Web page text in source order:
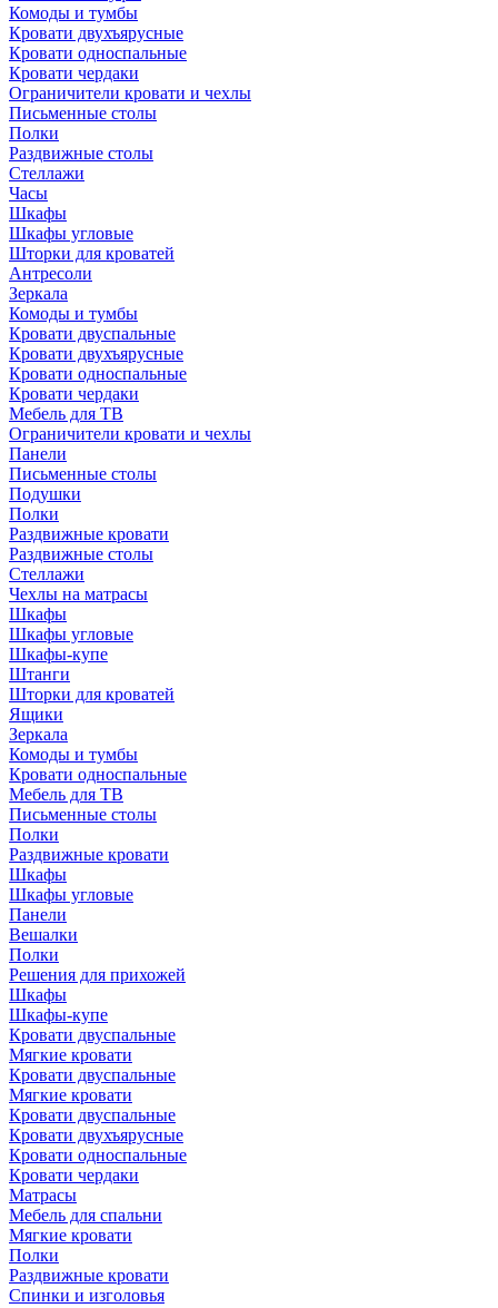
Комоды и тумбы
Кровати двухъярусные
Кровати односпальные
Кровати чердаки
Ограничители кровати и чехлы
Письменные столы
Полки
Раздвижные столы
Стеллажи
Часы
Шкафы
Шкафы угловые
Шторки для кроватей
Антресоли
Зеркала
Комоды и тумбы
Кровати двуспальные
Кровати двухъярусные
Кровати односпальные
Кровати чердаки
Мебель для ТВ
Ограничители кровати и чехлы
Панели
Письменные столы
Подушки
Полки
Раздвижные кровати
Раздвижные столы
Стеллажи
Чехлы на матрасы
Шкафы
Шкафы угловые
Шкафы-купе
Штанги
Шторки для кроватей
Ящики
Зеркала
Комоды и тумбы
Кровати односпальные
Мебель для ТВ
Письменные столы
Полки
Раздвижные кровати
Шкафы
Шкафы угловые
Панели
Вешалки
Полки
Решения для прихожей
Шкафы
Шкафы-купе
Кровати двуспальные
Мягкие кровати
Кровати двуспальные
Мягкие кровати
Кровати двуспальные
Кровати двухъярусные
Кровати односпальные
Кровати чердаки
Матрасы
Мебель для спальни
Мягкие кровати
Полки
Раздвижные кровати
Спинки и изголовья